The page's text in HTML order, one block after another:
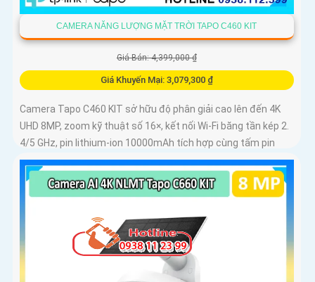
CAMERA NĂNG LƯỢNG MẶT TRỜI TAPO C460 KIT
Giá Bán: 4,399,000 ₫
Giá Khuyến Mại: 3,079,300 ₫
Camera Tapo C460 KIT sở hữu độ phân giải cao lên đến 4K
UHD 8MP, zoom kỹ thuật số 16×, kết nối Wi-Fi băng tần kép 2.
4/5 GHz, pin lithium-ion 10000mAh tích hợp cùng tấm pin
năng lượng mặt trời 5